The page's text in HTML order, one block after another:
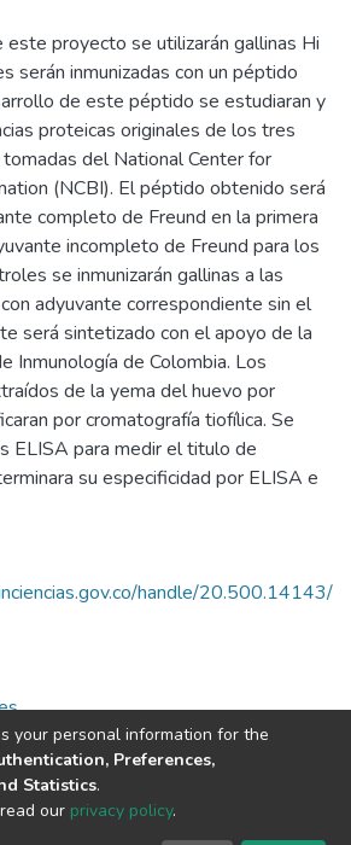
proyecto se utilizarán gallinas Hi
serán inmunizadas con un péptido
de este péptido se estudiaran y
proteicas originales de los tres
del National Center for
(NCBI). El péptido obtenido será
completo de Freund en la primera
incompleto de Freund para los
se inmunizarán gallinas a las
adyuvante correspondiente sin el
será sintetizado con el apoyo de la
Inmunología de Colombia. Los
de la yema del huevo por
por cromatografía tiofílica. Se
ELISA para medir el titulo de
su especificidad por ELISA e
handle/20.500.14143/
copyright © 2002-2026
your personal information for the
Preferences,
Statistics.
our privacy policy.